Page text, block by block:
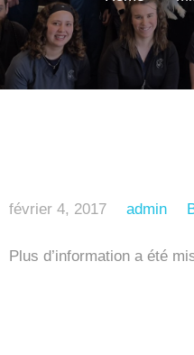
février 4, 2017 admin
Plus d’information a été